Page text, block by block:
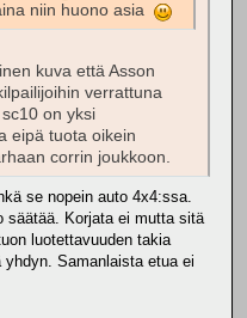
niin huono asia
kuva että Asson
verrattuna
on yksi
eipä tuota oikein
corrin joukkoon.
se nopein auto 4x4:ssa.
säätää. Korjata ei mutta sitä
luotettavuuden takia
Samanlaista etua ei